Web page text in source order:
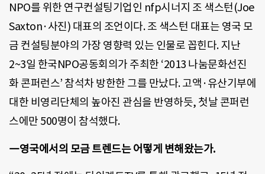
NPO를 위한 연구컨설팅기업인 nfp시너지 조 색스턴(Joe
Saxton·사진) 대표의 조언이다. 조 색스턴 대표는 영국 모
금 컨설팅분야의 가장 영향력 있는 인물로 꼽힌다. 지난
2~3일 한국NPO공동회의가 주최한 ‘2013 나눔문화선진
화 콘퍼런스’ 참석차 방한한 그를 만났다. 고액·유산기부에
대한 비영리단체의 높아진 관심을 반영하듯, 첫날 콘퍼런
스에만 500명이 참석했다.
―영국에서의 모금 트렌드는 어떻게 변해왔는가.